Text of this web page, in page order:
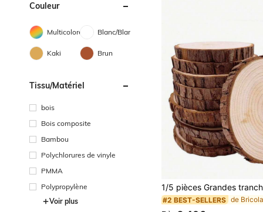
Couleur
Multicolore Blanc/Blanche
Kaki Brun
Tissu/matériel
bois
Bois composite
Bambou
Polychlorures de vinyle
PMMA
Polypropylène
Voir plus
#2 BEST-SELLERS